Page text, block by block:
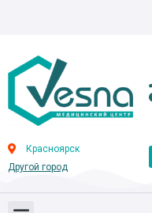
Красноярск
Другой город